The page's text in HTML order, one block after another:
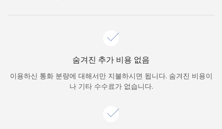
비밀번호 찾기 →
로그인
숨겨진 추가 비용 없음
이용하신 통화 분량에 대해서만 지불하시면 됩니다. 숨겨진 비용이
나 기타 수수료가 없습니다.